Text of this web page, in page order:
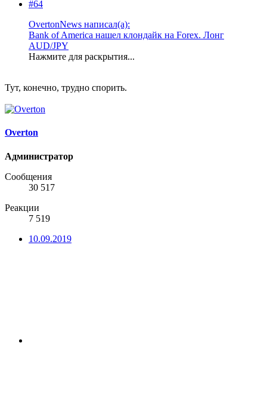
#64
OvertonNews написал(а):
Bank of America нашел клондайк на Forex. Лонг
AUD/JPY
Нажмите для раскрытия...
Тут, конечно, трудно спорить.
Overton
Администратор
Сообщения
30 517
Реакции
7 519
10.09.2019